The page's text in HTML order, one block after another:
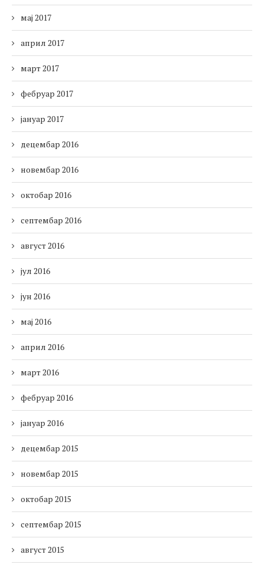
мај 2017
април 2017
март 2017
фебруар 2017
јануар 2017
децембар 2016
новембар 2016
октобар 2016
септембар 2016
август 2016
јул 2016
јун 2016
мај 2016
април 2016
март 2016
фебруар 2016
јануар 2016
децембар 2015
новембар 2015
октобар 2015
септембар 2015
август 2015